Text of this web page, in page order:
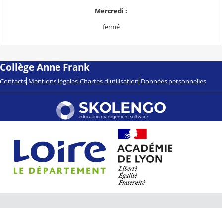
Mercredi :
fermé
Collège Anne Frank
Contacts Mentions légales Chartes d'utilisation Données personnelles